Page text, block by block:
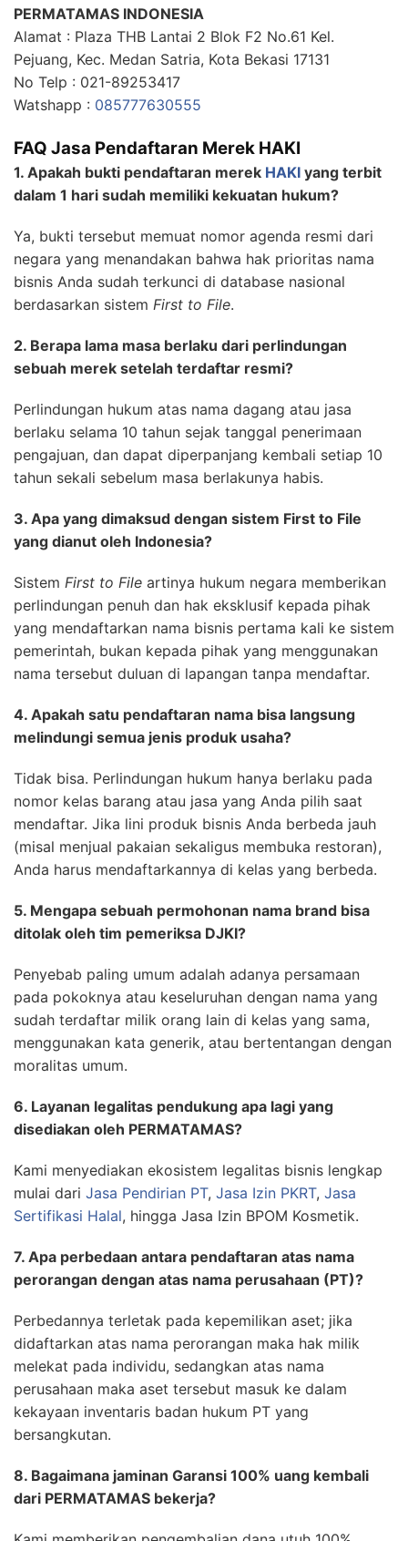
PERMATAMAS INDONESIA
Alamat : Plaza THB Lantai 2 Blok F2 No.61 Kel.
Pejuang, Kec. Medan Satria, Kota Bekasi 17131
No Telp : 021-89253417
Watshapp : 085777630555
FAQ Jasa Pendaftaran Merek HAKI
1. Apakah bukti pendaftaran merek HAKI yang terbit
dalam 1 hari sudah memiliki kekuatan hukum?
Ya, bukti tersebut memuat nomor agenda resmi dari
negara yang menandakan bahwa hak prioritas nama
bisnis Anda sudah terkunci di database nasional
berdasarkan sistem First to File.
2. Berapa lama masa berlaku dari perlindungan
sebuah merek setelah terdaftar resmi?
Perlindungan hukum atas nama dagang atau jasa
berlaku selama 10 tahun sejak tanggal penerimaan
pengajuan, dan dapat diperpanjang kembali setiap 10
tahun sekali sebelum masa berlakunya habis.
3. Apa yang dimaksud dengan sistem First to File
yang dianut oleh Indonesia?
Sistem First to File artinya hukum negara memberikan
perlindungan penuh dan hak eksklusif kepada pihak
yang mendaftarkan nama bisnis pertama kali ke sistem
pemerintah, bukan kepada pihak yang menggunakan
nama tersebut duluan di lapangan tanpa mendaftar.
4. Apakah satu pendaftaran nama bisa langsung
melindungi semua jenis produk usaha?
Tidak bisa. Perlindungan hukum hanya berlaku pada
nomor kelas barang atau jasa yang Anda pilih saat
mendaftar. Jika lini produk bisnis Anda berbeda jauh
(misal menjual pakaian sekaligus membuka restoran),
Anda harus mendaftarkannya di kelas yang berbeda.
5. Mengapa sebuah permohonan nama brand bisa
ditolak oleh tim pemeriksa DJKI?
Penyebab paling umum adalah adanya persamaan
pada pokoknya atau keseluruhan dengan nama yang
sudah terdaftar milik orang lain di kelas yang sama,
menggunakan kata generik, atau bertentangan dengan
moralitas umum.
6. Layanan legalitas pendukung apa lagi yang
disediakan oleh PERMATAMAS?
Kami menyediakan ekosistem legalitas bisnis lengkap
mulai dari Jasa Pendirian PT, Jasa Izin PKRT, Jasa
Sertifikasi Halal, hingga Jasa Izin BPOM Kosmetik.
7. Apa perbedaan antara pendaftaran atas nama
perorangan dengan atas nama perusahaan (PT)?
Perbedannya terletak pada kepemilikan aset; jika
didaftarkan atas nama perorangan maka hak milik
melekat pada individu, sedangkan atas nama
perusahaan maka aset tersebut masuk ke dalam
kekayaan inventaris badan hukum PT yang
bersangkutan.
8. Bagaimana jaminan Garansi 100% uang kembali
dari PERMATAMAS bekerja?